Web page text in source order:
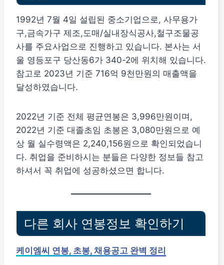
1992년 7월 4일 설립된 중소기업으로, 사무용가
구,금속가구 제조,도매/실내장식공사,철구조물공
사를 주요사업으로 진행하고 있습니다. 본사는 서
울 영등포구 당산동6가 340-2에 위치해 있습니다.
참고로 2023년 기준 716억 9천만원의 매출액을
달성하였습니다.
2022년 기준 전체 평균연봉은 3,996만원이며,
2022년 기준 대졸초임 초봉은 3,080만원으로 예
상 월 실수령액은 2,240,156원으로 확인되었습니
다. 취업을 준비하시는 분들은 다양한 정보들 참고
하셔서 꼭 취업에 성공하셨으면 합니다.
다른 회사 연봉정보 확인하기
케이엠씨 연봉, 초봉, 채용공고 완벽 정리